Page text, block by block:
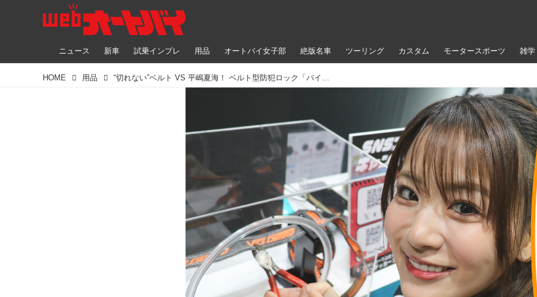
ニュース 新車 試乗インプレ 用品 オートバイ女子部 絶版名車 ツーリング カスタム モータースポーツ 雑学
HOME 用品 “切れない”ベルト VS 平嶋夏海！ ベルト型防犯ロック「バイスガードエア」が進化｜ナンバーロック付きで持ち運びも楽々